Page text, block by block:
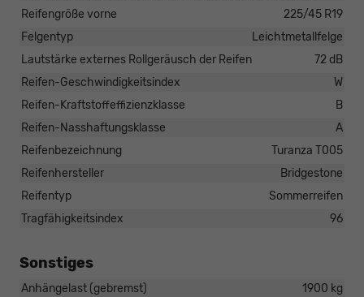
Reifengröße vorne
225/45 R19
Felgentyp
Leichtmetallfelge
Lautstärke externes Rollgeräusch der Reifen
72 dB
Reifen-Geschwindigkeitsindex
W
Reifen-Kraftstoffeffizienzklasse
B
Reifen-Nasshaftungsklasse
A
Reifenbezeichnung
Turanza T005
Reifenhersteller
Bridgestone
Reifentyp
Sommerreifen
Tragfähigkeitsindex
96
Sonstiges
Anhängelast (gebremst)
1900 kg